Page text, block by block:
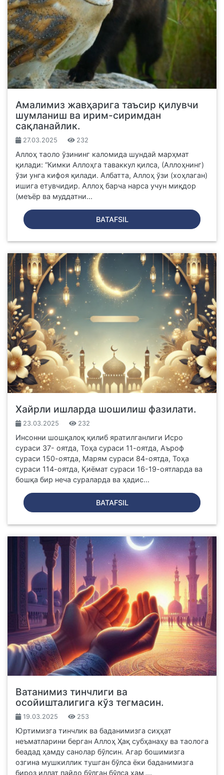
Амалимиз жавҳарига таъсир қилувчи
шумланиш ва ирим-сиримдан
сақланайлик.
27.03.2025 232
Аллоҳ таоло ўзининг каломида шундай марҳмат
қилади: “Кимки Аллоҳга таваккул қилса, (Аллоҳнинг)
ўзи унга кифоя қилади. Албатта, Аллоҳ ўзи (хоҳлаган)
ишига етувчидир. Аллоҳ барча нарса учун миқдор
(меъёр ва муддатни...
BATAFSIL
Хайрли ишларда шошилиш фазилати.
23.03.2025 232
Инсонни шошқалоқ қилиб яратилганлиги Исро
сураси 37- оятда, Тоҳа сураси 11-оятда, Аъроф
сураси 150-оятда, Марям сураси 84-оятда, Тоҳа
сураси 114-оятда, Қиёмат сураси 16-19-оятларда ва
бошқа бир неча сураларда ва ҳадис...
BATAFSIL
Ватанимиз тинчлиги ва
осойишталигига кўз тегмасин.
19.03.2025 253
Юртимизга тинчлик ва баданимизга сиҳҳат
неъматларини берган Аллоҳ Ҳақ субҳанаҳу ва таолога
беадад ҳамду санолар бўлсин. Агар бошимизга
озгина мушкиллик тушган бўлса ёки баданимизга
бироз иллат пайдо бўлган бўлса ҳам,...